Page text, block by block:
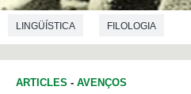
LINGÜÍSTICA FILOLOGIA
ARTICLES - AVENÇOS